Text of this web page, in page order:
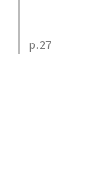
p.27